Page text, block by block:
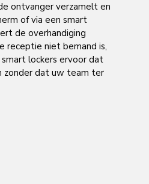
ontvanger verzamelt en
of via een smart
de overhandiging
receptie niet bemand is,
lockers ervoor dat
zonder dat uw team ter